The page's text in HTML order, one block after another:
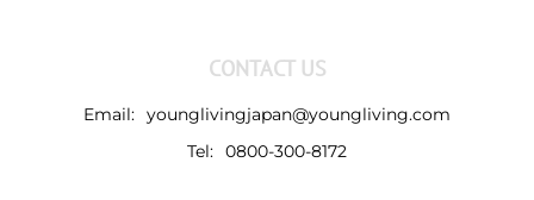
CONTACT US
Email: younglivingjapan@youngliving.com
Tel: 0800-300-8172